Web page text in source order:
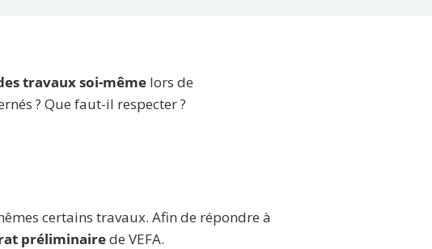
travaux soi-même lors de
? Que faut-il respecter ?
certains travaux. Afin de répondre à
préliminairede VEFA.